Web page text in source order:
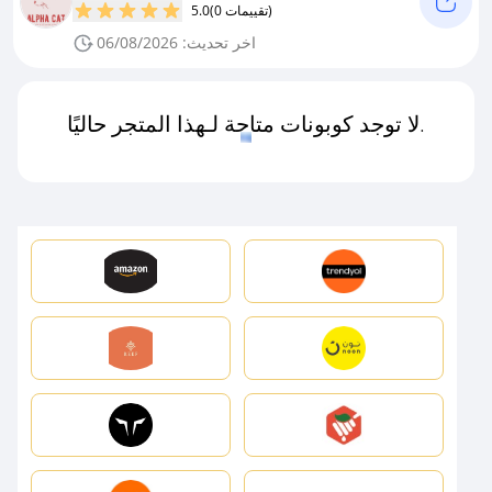
5.0 (0 تقييمات)
اخر تحديث: 06/08/2026
لا توجد كوبونات متاحة لـهذا المتجر حاليًا.